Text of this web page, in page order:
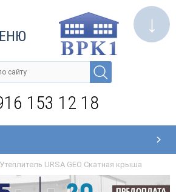
↓
153 12 18
Утеплитель URSA GEO Скатная крыша